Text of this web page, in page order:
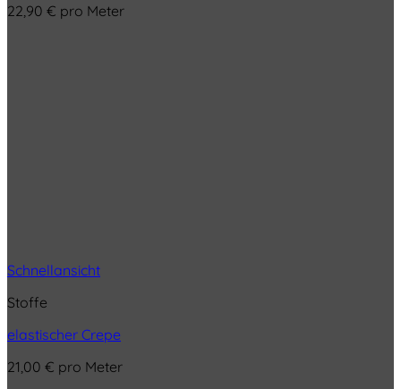
22,90 € pro Meter
Schnellansicht
Stoffe
elastischer Crepe
21,00 € pro Meter